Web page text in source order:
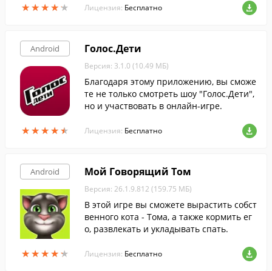
★★★★★
★★★★★ Лицензия: Бесплатно
Android
★★★★★
★★★★★
Голос.Дети
Версия: 3.1.0 (10.49 МБ)
Благодаря этому приложению, вы сможе
те не только смотреть шоу "Голос.Дети",
но и участвовать в онлайн-игре.
Лицензия: Бесплатно
Android
★★★★★
★★★★★
Мой Говорящий Том
Версия: 26.1.9.812 (159.75 МБ)
В этой игре вы сможете вырастить собст
венного кота - Тома, а также кормить ег
о, развлекать и укладывать спать.
Лицензия: Бесплатно